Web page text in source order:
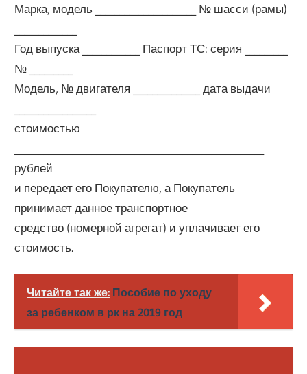
Марка, модель _____________________ № шасси (рамы)
Год выпуска ____________ Паспорт ТС: серия _________
№ _________
Модель, № двигателя ______________ дата выдачи
стоимостью
рублей
и передает его Покупателю, а Покупатель
принимает данное транспортное
средство (номерной агрегат) и уплачивает его
стоимость.
Читайте так же: Пособие по уходу
за ребенком в рк на 2019 год